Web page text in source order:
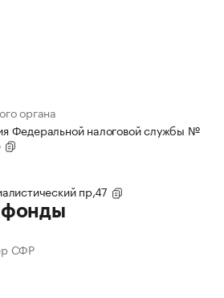
органа
Федеральной налоговой службы №
пр,47
фонды
СФР